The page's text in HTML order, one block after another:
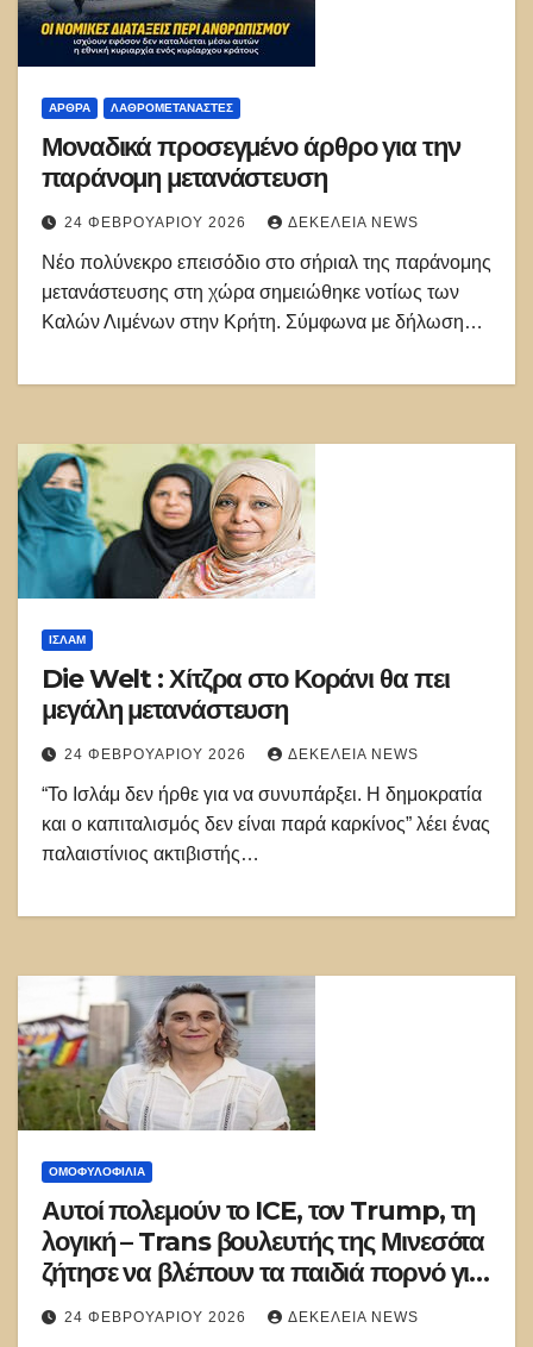
ΑΡΘΡΑ ΛΑΘΡΟΜΕΤΑΝΑΣΤΕΣ
Μοναδικά προσεγμένο άρθρο για την
παράνομη μετανάστευση
24 ΦΕΒΡΟΥΑΡΊΟΥ 2026 ΔΕΚΈΛΕΙΑ NEWS
Νέο πολύνεκρο επεισόδιο στο σήριαλ της παράνομης
μετανάστευσης στη χώρα σημειώθηκε νοτίως των
Καλών Λιμένων στην Κρήτη. Σύμφωνα με δήλωση…
ΙΣΛΑΜ
Die Welt : Χίτζρα στο Κοράνι θα πει
μεγάλη μετανάστευση
24 ΦΕΒΡΟΥΑΡΊΟΥ 2026 ΔΕΚΈΛΕΙΑ NEWS
“Το Ισλάμ δεν ήρθε για να συνυπάρξει. Η δημοκρατία
και ο καπιταλισμός δεν είναι παρά καρκίνος” λέει ένας
παλαιστίνιος ακτιβιστής…
ΟΜΟΦΥΛΟΦΙΛΊΑ
Αυτοί πολεμούν το ICE, τον Trump, τη
λογική – Trans βουλευτής της Μινεσότα
ζήτησε να βλέπουν τα παιδιά πορνό για
«εκπαιδευτικούς λόγους»
24 ΦΕΒΡΟΥΑΡΊΟΥ 2026 ΔΕΚΈΛΕΙΑ NEWS